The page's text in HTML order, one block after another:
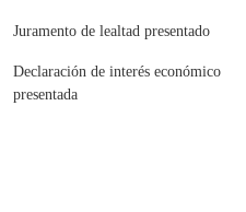
Juramento de lealtad presentado
Declaración de interés económico
presentada